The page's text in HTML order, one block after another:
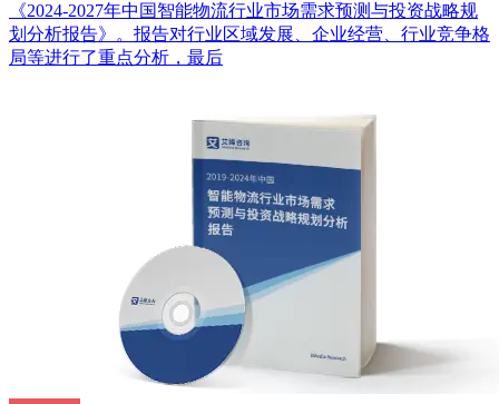
《2024-2027年中国智能物流行业市场需求预测与投资战略规
划分析报告》。报告对行业区域发展、企业经营、行业竞争格
局等进行了重点分析，最后